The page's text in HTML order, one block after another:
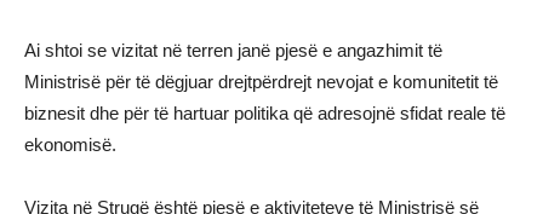
Ai shtoi se vizitat në terren janë pjesë e angazhimit të
Ministrisë për të dëgjuar drejtpërdrejt nevojat e komunitetit të
biznesit dhe për të hartuar politika që adresojnë sfidat reale të
ekonomisë.
Vizita në Strugë është pjesë e aktiviteteve të Ministrisë së